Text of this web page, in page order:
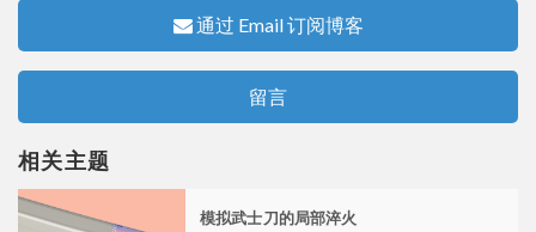
通过 Email 订阅博客
留言
相关主题
模拟武士刀的局部淬火